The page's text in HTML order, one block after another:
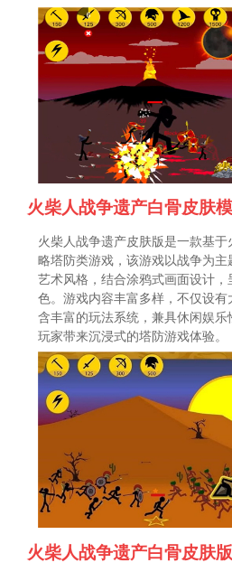
火柴人战争遗产白骨皮肤
火柴人战争遗产皮肤版是一款基
略塔防类游戏，该游戏以战争为
艺术风格，结合涂鸦式画面设计
色。游戏内容丰富多样，不仅设
含丰富的玩法系统，兼具休闲娱乐
玩家带来沉浸式的塔防游戏体验。
火柴人战争遗产白骨皮肤